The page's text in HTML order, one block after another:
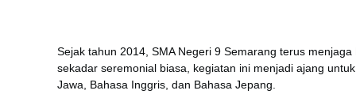
Sejak tahun 2014, SMA Negeri 9 Semarang terus
sekadar seremonial biasa, kegiatan ini menjadi ajang
Jawa, Bahasa Inggris, dan Bahasa Jepang.